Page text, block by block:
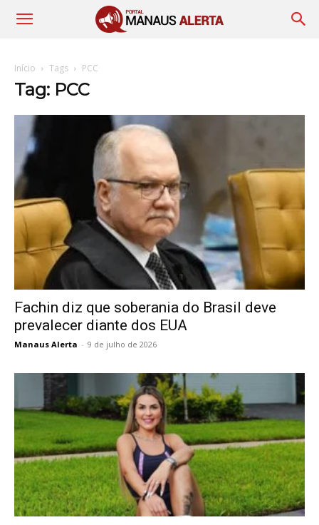
Início Tags PCC
Tag: PCC
Fachin diz que soberania do Brasil deve
prevalecer diante dos EUA
Manaus Alerta - 9 de julho de 2026